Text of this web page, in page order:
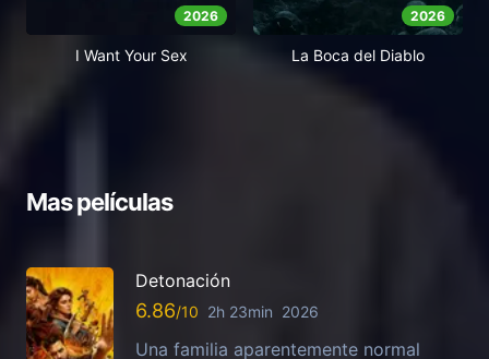
2026
I Want Your Sex
2026
La Boca del Diablo
Mas películas
Detonación
6.86 2h 23min 2026
Una familia aparentemente normal